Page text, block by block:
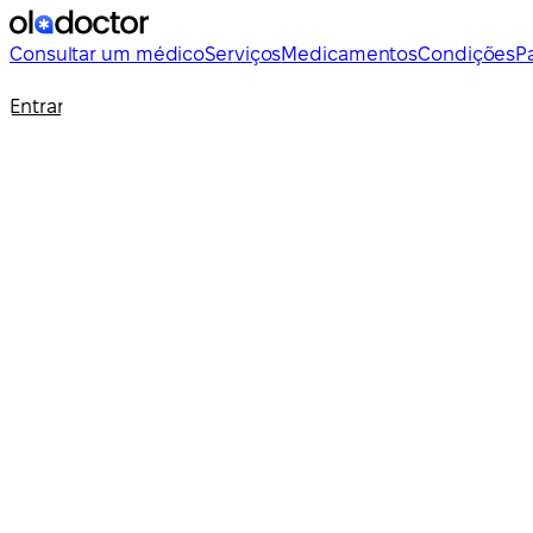
Consultar um médicoServiçosMedicamentosCondições
Entrar